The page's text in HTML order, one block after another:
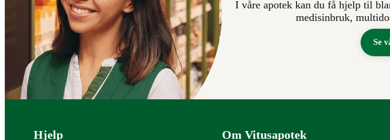
I våre apotek kan du få hjelp til
medisinbruk,
Se
Bunntekst
Hjelp Om Vitusapotek